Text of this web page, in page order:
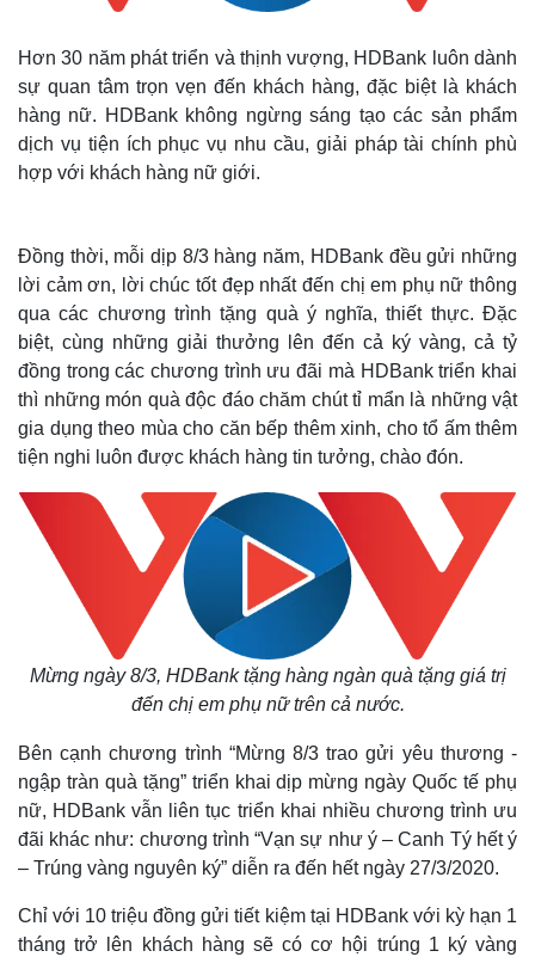
Thế giới
Cuộc sống đó đây
Hồ sơ
Multimedia
Video
Ảnh
E-Magazine
Infographic
Hơn 30 năm phát triển và thịnh vượng, HDBank luôn dành
sự quan tâm trọn vẹn đến khách hàng, đặc biệt là khách
hàng nữ. HDBank không ngừng sáng tạo các sản phẩm
dịch vụ tiện ích phục vụ nhu cầu, giải pháp tài chính phù
hợp với khách hàng nữ giới.
Đồng thời, mỗi dịp 8/3 hàng năm, HDBank đều gửi những
lời cảm ơn, lời chúc tốt đẹp nhất đến chị em phụ nữ thông
qua các chương trình tặng quà ý nghĩa, thiết thực. Đặc
biệt, cùng những giải thưởng lên đến cả ký vàng, cả tỷ
đồng trong các chương trình ưu đãi mà HDBank triển khai
thì những món quà độc đáo chăm chút tỉ mẩn là những vật
gia dụng theo mùa cho căn bếp thêm xinh, cho tổ ấm thêm
tiện nghi luôn được khách hàng tin tưởng, chào đón.
Mừng ngày 8/3, HDBank tặng hàng ngàn quà tặng giá trị
đến chị em phụ nữ trên cả nước.
Bên cạnh chương trình “Mừng 8/3 trao gửi yêu thương -
ngập tràn quà tặng” triển khai dịp mừng ngày Quốc tế phụ
nữ, HDBank vẫn liên tục triển khai nhiều chương trình ưu
đãi khác như: chương trình “Vạn sự như ý – Canh Tý hết ý
– Trúng vàng nguyên ký” diễn ra đến hết ngày 27/3/2020.
Chỉ với 10 triệu đồng gửi tiết kiệm tại HDBank với kỳ hạn 1
tháng trở lên khách hàng sẽ có cơ hội trúng 1 ký vàng